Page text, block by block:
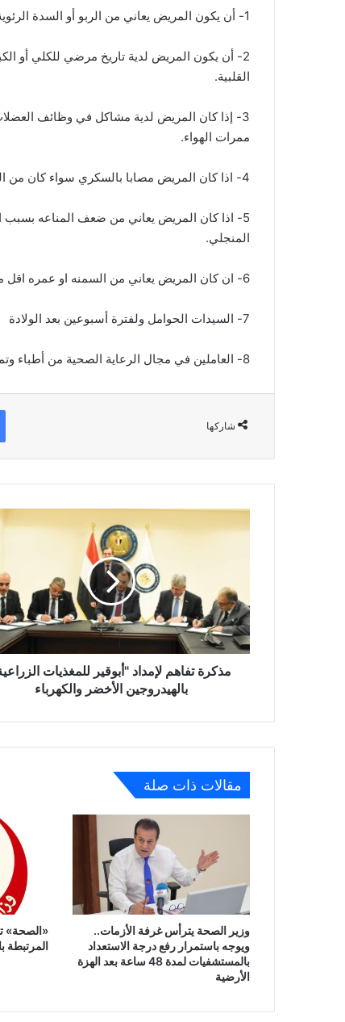
1- أن يكون المريض يعاني من الربو أو السدة الرئوية أو أيا من أمراض الرئه المزمنة.
2- أن يكون المريض لدية تاريخ مرضي للكلي أو
القلبية.
3- إذا كان المريض لدية مشاكل في وظائف
ممرات الهواء.
4- اذا كان المريض مصابا بالسكري سواء كان من النوع الأول أو الثاني.
5- اذا كان المريض يعاني من ضعف المناعه بسبب
المنجلي.
6- ان كان المريض يعاني من السمنه او عمره اقل من 5 سنوات أو اكبر من 65 عاما.
7- السيدات الحوامل ولفترة أسبوعين بعد الولادة
8- العاملين في مجال الرعاية الصحية من أطباء وتمريض
شاركها
تفاهم
للمغذيات
الزراعية"
بالهيدروجين
الأخضر
والكهرباء
مذكرة تفاهم لإمداد "أبوقير للمغذيات
بالهيدروجين الأخضر والكهرباء
مقالات ذات صلة
وزير الصحة يترأس غرفة الأزمات..
ويوجه باستمرار رفع درجة الاستعداد
بالمستشفيات لمدة 48 ساعة بعد الهزة
الأرضية
«الصحة»
المرتبطة